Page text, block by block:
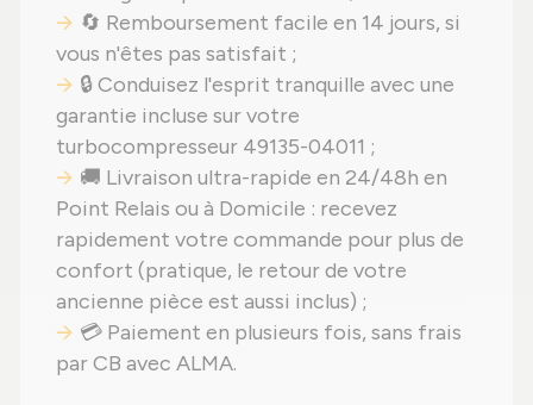
🔄 Remboursement facile en 14 jours, si
vous n'êtes pas satisfait ;
🔒 Conduisez l'esprit tranquille avec une
garantie incluse sur votre
turbocompresseur 49135-04011 ;
🚚 Livraison ultra-rapide en 24/48h en
Point Relais ou à Domicile : recevez
rapidement votre commande pour plus de
confort (pratique, le retour de votre
ancienne pièce est aussi inclus) ;
💳 Paiement en plusieurs fois, sans frais
par CB avec ALMA.